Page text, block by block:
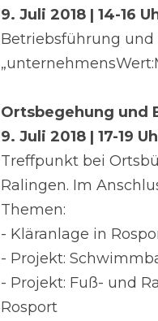
9. Juli 2018 | 14-16
Betriebsführung und
Ortsbegehung und
9. Juli 2018 | 17-19
Treffpunkt bei
Ralingen. Im
Themen:
- Kläranlage in
- Projekt:
- Projekt: Fuß- und
Rosport